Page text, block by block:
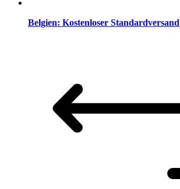
Belgien: Kostenloser Standardversand